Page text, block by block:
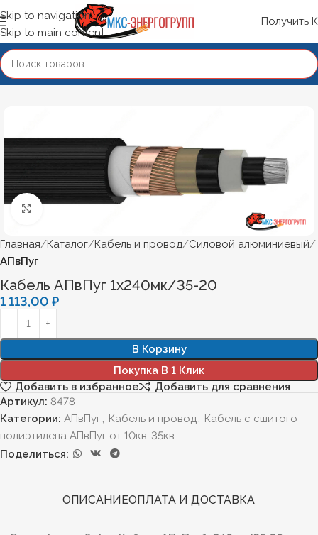
Skip to navigation
Skip to main content
Получить
Главная Каталог Кабель и провод Силовой алюминиевый
АПвПуг
Кабель АПвПуг 1х240мк/35-20
1 113,00 ₽
В Корзину
Покупка В 1 Клик
Добавить в избранное
Добавить для сравнения
Артикул: 8478
Категории: АПвПуг, Кабель и провод, Кабель с сшитого
полиэтилена АПвПуг от 10кв-35кв
Поделиться:
ОПИСАНИЕОПЛАТА И ДОСТАВКА